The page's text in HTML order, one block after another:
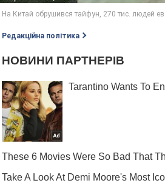
Редакційна політика